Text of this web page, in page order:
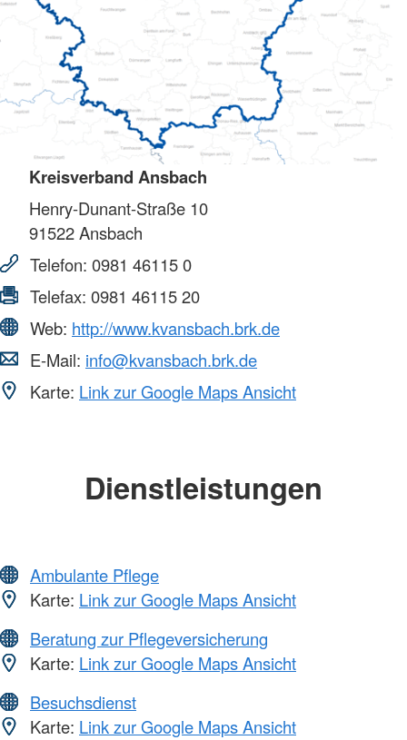
Kreisverband Ansbach
Henry-Dunant-Straße 10
91522Ansbach
Telefon: 0981 46115 0
Telefax: 0981 46115 20
Web: http://www.kvansbach.brk.de
E-Mail: info@kvansbach.brk.de
Karte: Link zur Google Maps Ansicht
Dienstleistungen
Ambulante Pflege
Karte: Link zur Google Maps Ansicht
Beratung zur Pflegeversicherung
Karte: Link zur Google Maps Ansicht
Besuchsdienst
Karte: Link zur Google Maps Ansicht